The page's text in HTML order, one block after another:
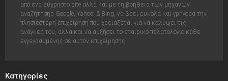
από ένα εύχρηστο site αλλά και με τη βοήθεια των μηχανών
αναζήτησης Google, Yahoo! & Bing, να βρει έυκολα και γρήγορα την
πλησιέστερη επιχείρηση που χρειάζεται για να καλύψει τις
ανάγκες του, αλλά και να αυξήσει το εταιρικό πελατολόγιο κάθε
εγγεγραμμένης σε αυτόν επιχείρησης.
Κατηγορίες